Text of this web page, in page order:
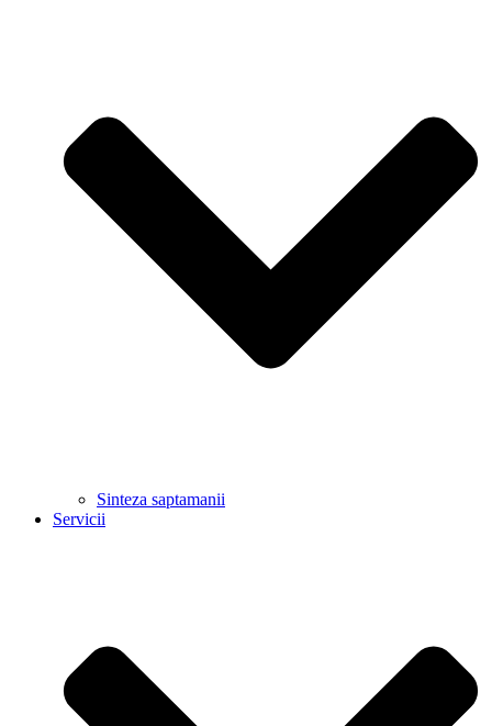
Sinteza saptamanii
Servicii